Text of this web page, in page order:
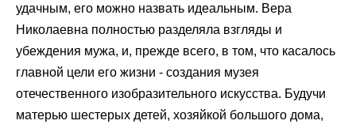
удачным, его можно назвать идеальным. Вера
Николаевна полностью разделяла взгляды и
убеждения мужа, и, прежде всего, в том, что касалось
главной цели его жизни - создания музея
отечественного изобразительного искусства. Будучи
матерью шестерых детей, хозяйкой большого дома,